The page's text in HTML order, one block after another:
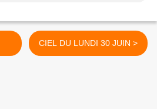
CIEL DU LUNDI 30 JUIN >